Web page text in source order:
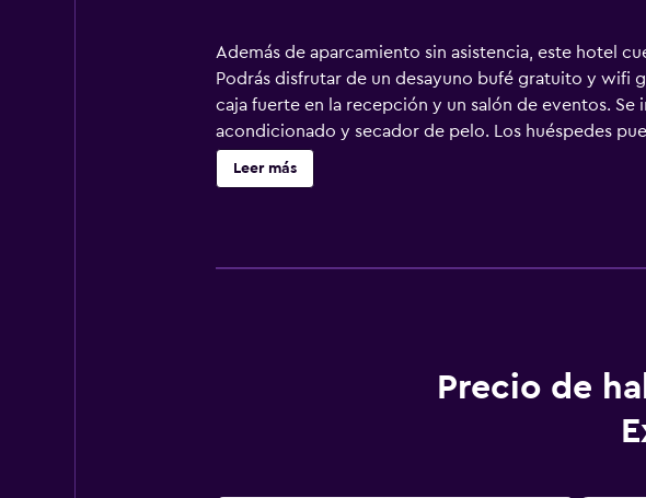
Además de aparcamiento sin asistencia, este hotel
Podrás disfrutar de un desayuno bufé gratuito y wifi
caja fuerte en la recepción y un salón de eventos.
acondicionado y secador de pelo. Los huéspedes
están equipados con ducha. Se ofrece servicio de
Leer más
Precio de